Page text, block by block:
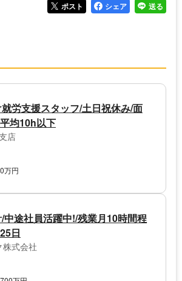
ポスト シェア 送る
労支援スタッフ/土日祝休み/面
均10h以下
店
万円
中途社員活躍中!/残業月10時間程
日
式会社